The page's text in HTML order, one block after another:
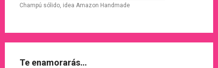
Champú sólido, idea Amazon Handmade
Te enamorarás…